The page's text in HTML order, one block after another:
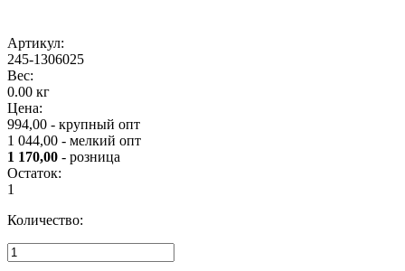
Артикул:
245-1306025
Вес:
0.00 кг
Цена:
994,00 - крупный опт
1 044,00 - мелкий опт
1 170,00 - розница
Остаток:
1
Количество: